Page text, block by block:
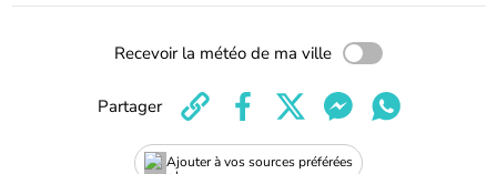
Recevoir la météo de ma ville
Ajouter à vos sources préférées
Partager